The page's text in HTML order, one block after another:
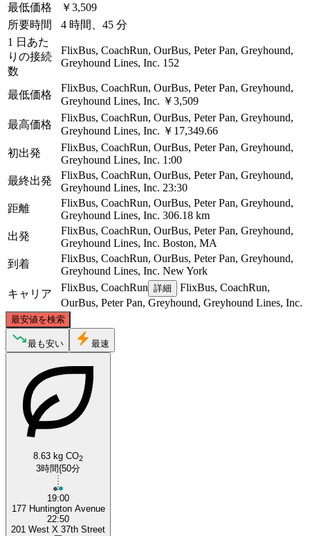
最低価格
￥3,509
所要時間
4 時間、45 分
1 日あた
りの接続
数
FlixBus, CoachRun, OurBus, Peter Pan, Greyhound,
Greyhound Lines, Inc. 152
最低価格
FlixBus, CoachRun, OurBus, Peter Pan, Greyhound,
Greyhound Lines, Inc. ￥3,509
最高価格
FlixBus, CoachRun, OurBus, Peter Pan, Greyhound,
Greyhound Lines, Inc. ￥17,349.66
初出発
FlixBus, CoachRun, OurBus, Peter Pan, Greyhound,
Greyhound Lines, Inc. 1:00
最終出発
FlixBus, CoachRun, OurBus, Peter Pan, Greyhound,
Greyhound Lines, Inc. 23:30
距離
FlixBus, CoachRun, OurBus, Peter Pan, Greyhound,
Greyhound Lines, Inc. 306.18 km
出発
FlixBus, CoachRun, OurBus, Peter Pan, Greyhound,
Greyhound Lines, Inc. Boston, MA
到着
FlixBus, CoachRun, OurBus, Peter Pan, Greyhound,
Greyhound Lines, Inc. New York
キャリア
FlixBus, CoachRun 詳細
FlixBus, CoachRun,
OurBus, Peter Pan, Greyhound, Greyhound Lines, Inc.
最安値を検索
New York, NY
©CARTO , © OpenStreetMap
最も安い 最速
8.63 kg CO2
3時間{50分
19:00
177 Huntington Avenue
22:50
201 West X 37th Street